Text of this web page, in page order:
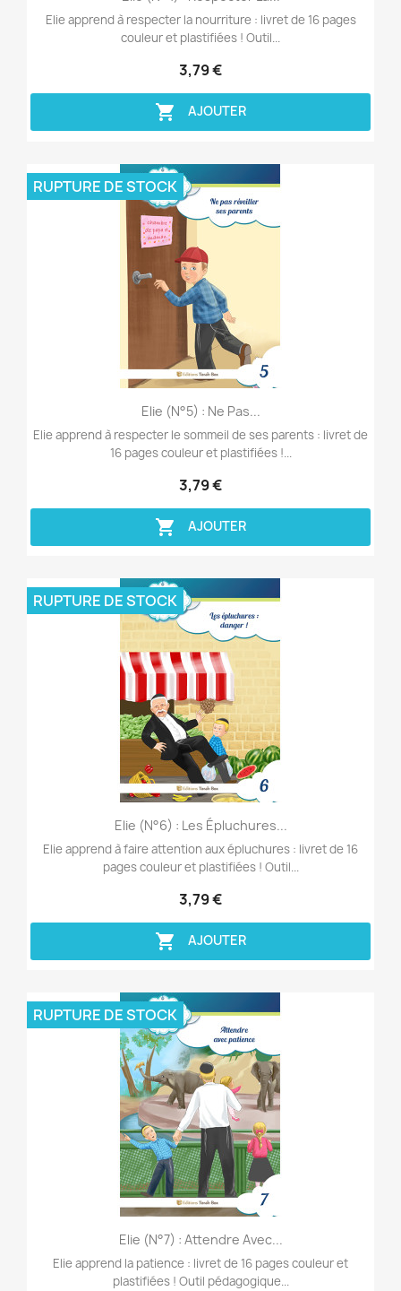
Elie apprend à respecter la nourriture : livret de 16 pages
couleur et plastifiées ! Outil...
3,79 €
 AJOUTER
Aperçu rapide
Elie (n°5) : Ne Pas...
Elie apprend à respecter le sommeil de ses parents : livret de
16 pages couleur et plastifiées !...
3,79 €
 AJOUTER
RUPTURE DE STOCK
Aperçu rapide
Elie (n°6) : Les Épluchures...
Elie apprend à faire attention aux épluchures : livret de 16
pages couleur et plastifiées ! Outil...
3,79 €
 AJOUTER
RUPTURE DE STOCK
Aperçu rapide
Elie (n°7) : Attendre Avec...
Elie apprend la patience : livret de 16 pages couleur et
plastifiées ! Outil pédagogique...
RUPTURE DE STOCK